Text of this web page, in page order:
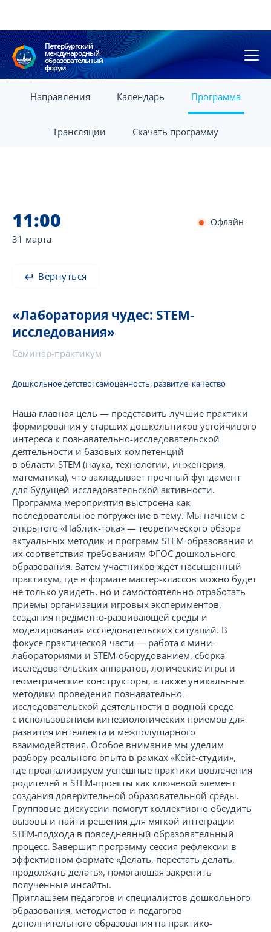
Петербургский
международный
образовательный
форум
Направления Календарь Программа
Трансляции Скачать программу
11:00
31 марта
Офлайн
Вернуться
«Лаборатория чудес: STEM‑
исследования»
Семинар-практикум
Дошкольное детство: самоценность, развитие, качество
Наша главная цель — представить лучшие практики
формирования у старших дошкольников устойчивого
интереса к познавательно-исследовательской
деятельности и базовых компетенций
в области STEM (наука, технологии, инженерия,
математика), что закладывает прочный фундамент
для будущей исследовательской активности.
Программа мероприятия выстроена как
последовательное погружение в тему. Мы начнем с
открытого «Паблик-тока» — теоретического обзора
актуальных методик и программ STEM-образования и
их соответствия требованиям ФГОС дошкольного
образования. Затем участников ждет насыщенный
практикум, где в формате мастер-классов можно будет
не только увидеть, но и самостоятельно отработать
приемы организации игровых экспериментов,
создания предметно-развивающей среды и
моделирования исследовательских ситуаций. В
фокусе практической части — работа с мини-
лабораториями и STEM-оборудованием, сборка
исследовательских аппаратов, логические игры и
геометрические конструкторы, а также уникальные
методики проведения познавательно-
исследовательской деятельности в водной среде
с использованием кинезиологических приемов для
развития интеллекта и межполушарного
взаимодействия. Особое внимание мы уделим
разбору реального опыта в рамках «Кейс-студии»,
где проанализируем успешные практики вовлечения
родителей в STEM-проекты как ключевой элемент
создания доверительной образовательной среды.
Групповые дискуссии помогут коллективно обсудить
вызовы и найти решения для мягкой интеграции
STEM-подхода в повседневный образовательный
процесс. Завершит программу сессия рефлексии в
эффективном формате «Делать, перестать делать,
продолжать делать», помогающая закрепить
полученные инсайты.
Приглашаем педагогов и специалистов дошкольного
образования, методистов и педагогов
дополнительного образования на практико-